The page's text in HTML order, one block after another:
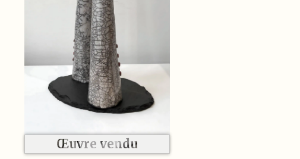
Œuvre vendu